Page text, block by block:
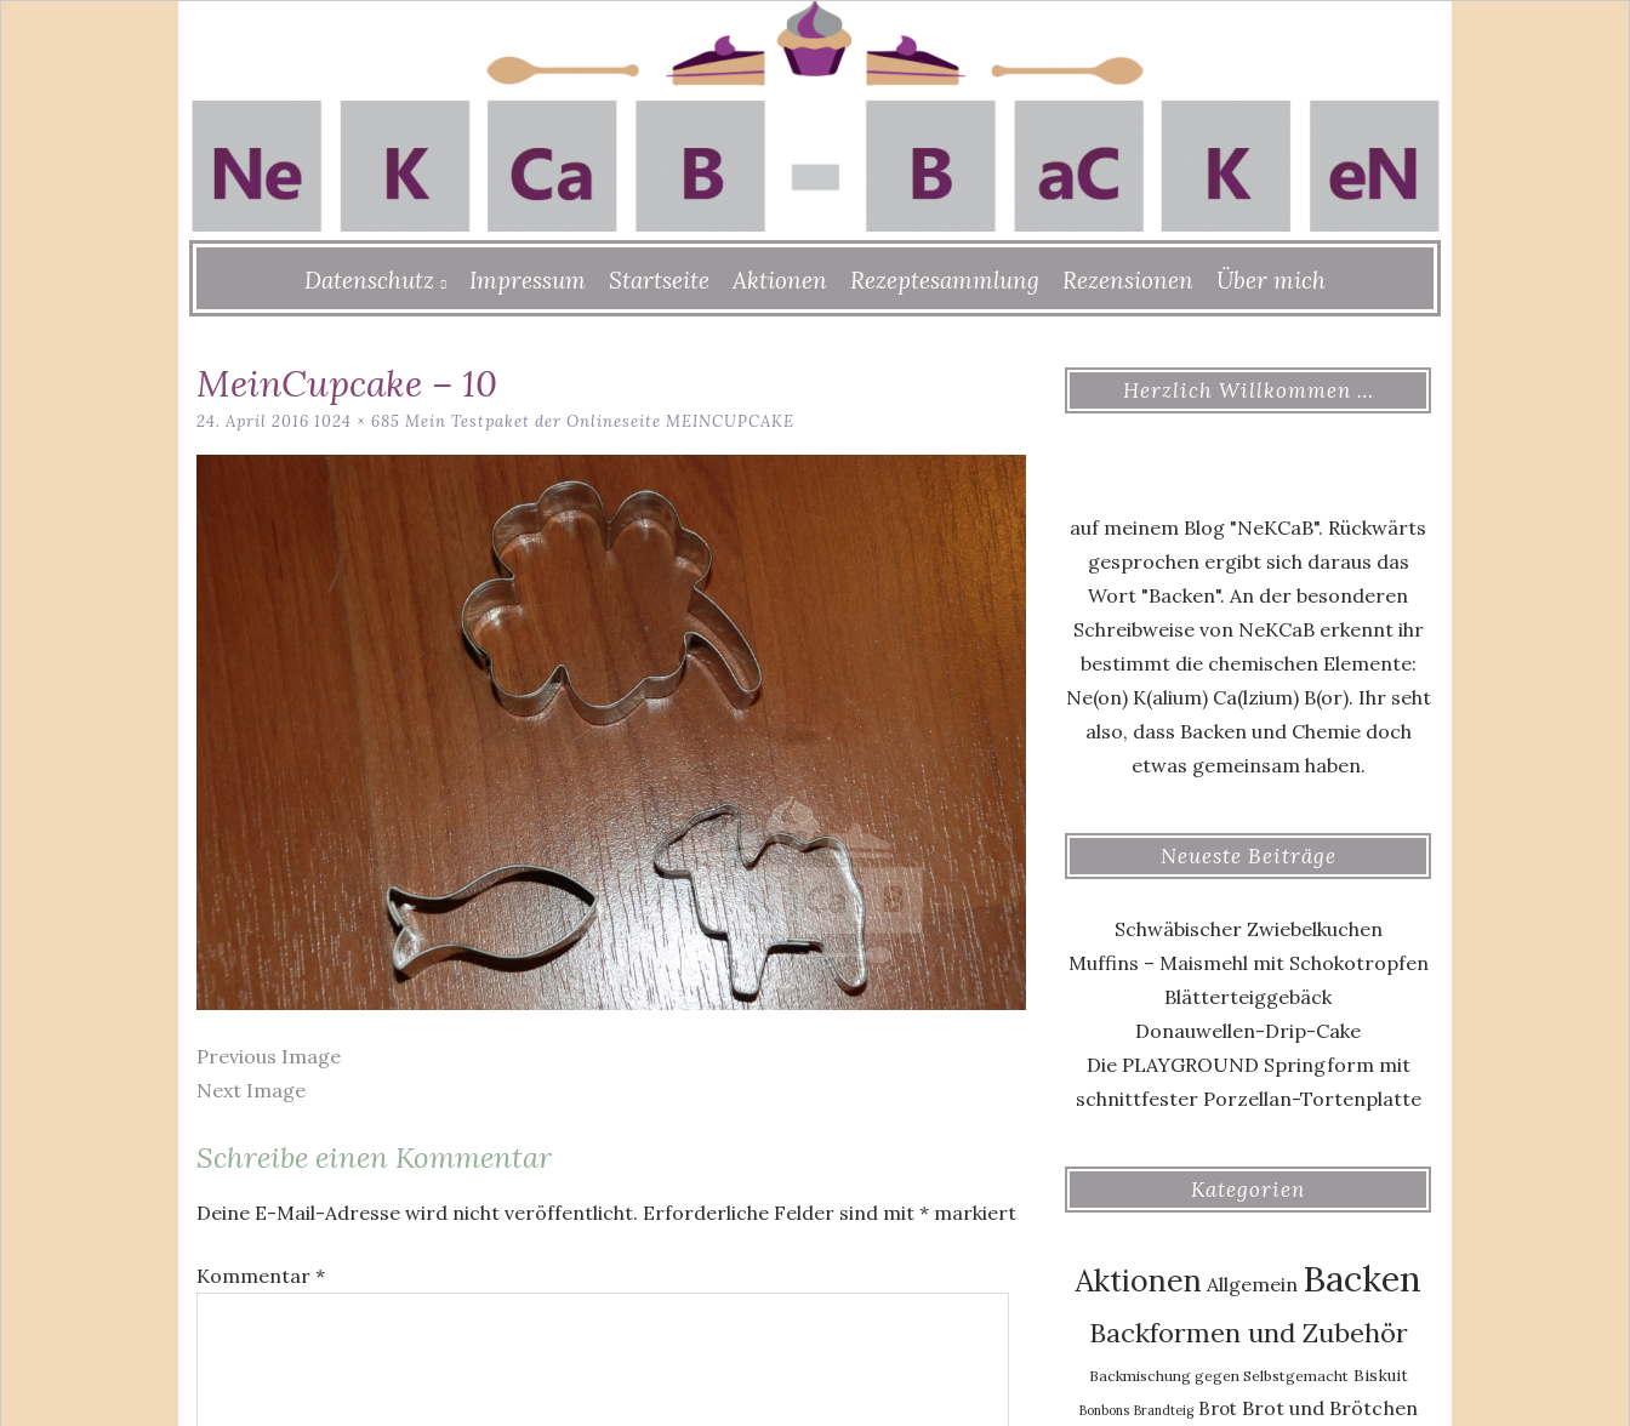
to
Datenschutz Impressum Startseite Aktionen Rezeptesammlung Rezensionen Über mich
MeinCupcake – 10
24. April 2016 1024 × 685 Mein Testpaket der Onlineseite MEINCUPCAKE
Previous Image
Next Image
Schreibe einen Kommentar
Deine E-Mail-Adresse wird nicht veröffentlicht. Erforderliche Felder sind mit * markiert
Kommentar *
Herzlich Willkommen …
auf meinem Blog "NeKCaB". Rückwärts
gesprochen ergibt sich daraus das
Wort "Backen". An der besonderen
Schreibweise von NeKCaB erkennt ihr
bestimmt die chemischen Elemente:
Ne(on) K(alium) Ca(lzium) B(or). Ihr seht
also, dass Backen und Chemie doch
etwas gemeinsam haben.
Neueste Beiträge
Schwäbischer Zwiebelkuchen
Muffins – Maismehl mit Schokotropfen
Blätterteiggebäck
Donauwellen-Drip-Cake
Die PLAYGROUND Springform mit
schnittfester Porzellan-Tortenplatte
Kategorien
Aktionen Allgemein Backen
Backformen und Zubehör
Backmischung gegen Selbstgemacht Biskuit
Bonbons Brandteig Brot Brot und Brötchen